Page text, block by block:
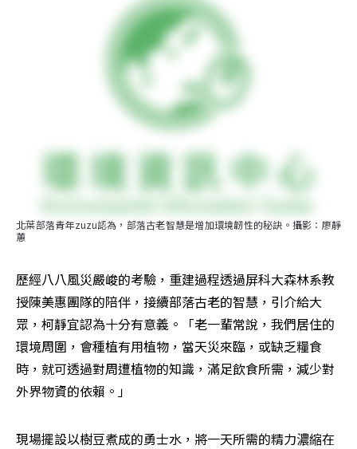
北葉部落青年zuzu認為，部落古老智慧是增加環境韌性的秘訣。攝影：廖靜
蕙
歷經八八風災嚴峻的考驗，重建過程透過屏科大森林系教
授陳美惠團隊的陪伴，接續部落古老的智慧，引介給大
眾，柯靜宜認為十分有意義。「老一輩常說，我們居住的
環境周圍，會種植有用植物，當天災來臨，或缺乏糧食
時，就可透過對周遭植物的知識，滿足飲食所需，減少對
外界物資的依賴。」
現場擺設以樹豆煮成的勇士水，將一天所需的精力濃縮在